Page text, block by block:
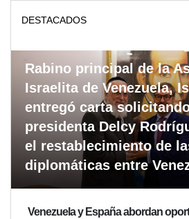
DESTACADOS
Rabino principal de la
Israelita de Venezuela,
entregó carta
presidenta Delcy
el restablecimiento de
diplomáticas entre
Venezuela y España abordan